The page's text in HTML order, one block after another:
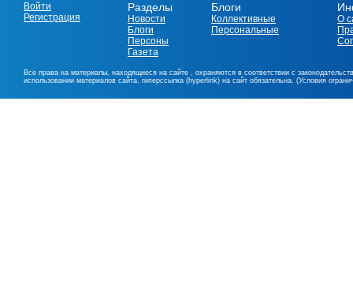
Войти
Регистрация
Разделы
Новости
Блоги
Персоны
Газета
Блоги
Коллективные
Персональные
О
Все права на материалы, находящиеся на сайте , охраняются в соответствии с
использовании материалов сайта, гиперссылка (hyperlink) на сайт обязательна. (Условия